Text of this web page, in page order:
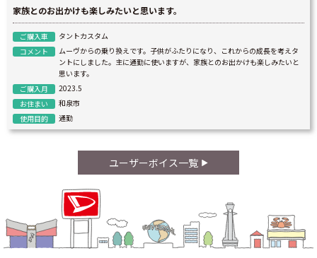
家族とのお出かけも楽しみたいと思います。
ご購入車
タントカスタム
コメント
ムーヴからの乗り換えです。子供がふたりになり、これからの成長を考えタ
ントにしました。主に通勤に使いますが、家族とのお出かけも楽しみたいと
思います。
ご購入月
2023.5
お住まい
和泉市
使用目的
通勤
ユーザーボイス一覧